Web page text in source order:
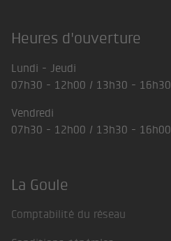
Heures d'ouverture
Lundi - Jeudi
07h30 - 12h00 / 13h30 - 16h30
Vendredi
07h30 - 12h00 / 13h30 - 16h00
La Goule
Comptabilité du réseau